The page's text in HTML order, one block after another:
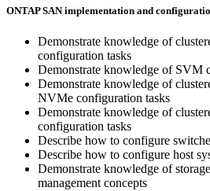
ONTAP SAN implementation and
Demonstrate knowledge of
configuration tasks
Demonstrate knowledge of SVM
Demonstrate knowledge of
NVMe configuration tasks
Demonstrate knowledge of
configuration tasks
Describe how to configure
Describe how to configure host
Demonstrate knowledge of
management concepts